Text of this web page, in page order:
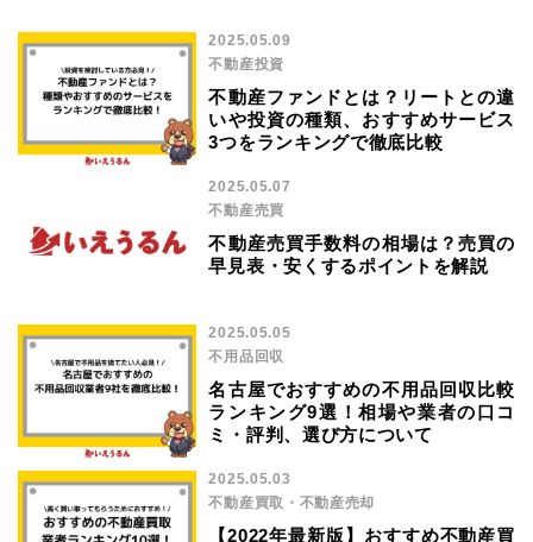
不動産ファンドとは？リートとの違
いや投資の種類、おすすめサービス
3つをランキングで徹底比較
2025.05.09
不動産投資
不動産売買手数料の相場は？売買の
早見表・安くするポイントを解説
2025.05.07
不動産売買
名古屋でおすすめの不用品回収比較
ランキング9選！相場や業者の口コ
ミ・評判、選び方について
2025.05.05
不用品回収
【2022年最新版】おすすめ不動産買
2025.05.03
不動産買取・不動産売却